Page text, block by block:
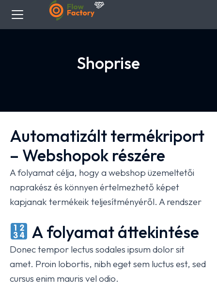
Shoprise
Automatizált termékriport
– Webshopok részére
A folyamat célja, hogy a webshop üzemeltetői
naprakész és könnyen értelmezhető képet
kapjanak termékeik teljesítményéről. A rendszer
és a termékeket négy, üzletileg releváns
kategóriába sorolja:
Sztár termékek – kiemelkedően jól
teljesítenek.
A folyamat áttekintése
Donec tempor lectus sodales ipsum dolor sit
amet. Proin lobortis, nibh eget sem luctus est, sed
cursus enim mauris vel odio.